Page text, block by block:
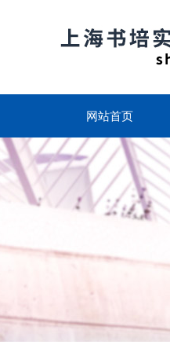
网站首页